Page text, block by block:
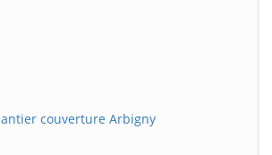
couverture Arbigny